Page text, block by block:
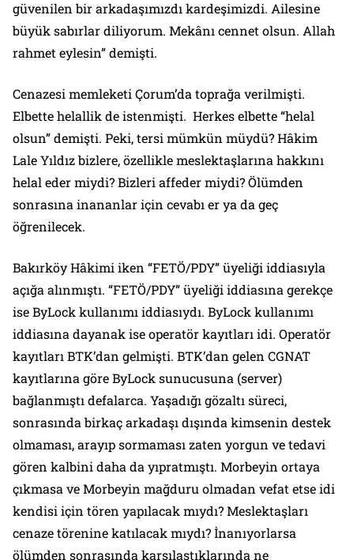
güvenilen bir arkadaşımızdı kardeşimizdi. Ailesine
büyük sabırlar diliyorum. Mekânı cennet olsun. Allah
rahmet eylesin” demişti.
Cenazesi memleketi Çorum’da toprağa verilmişti.
Elbette helallik de istenmişti. Herkes elbette “helal
olsun” demişti. Peki, tersi mümkün müydü? Hâkim
Lale Yıldız bizlere, özellikle meslektaşlarına hakkını
helal eder miydi? Bizleri affeder miydi? Ölümden
sonrasına inananlar için cevabı er ya da geç
öğrenilecek.
Bakırköy Hâkimi iken “FETÖ/PDY” üyeliği iddiasıyla
açığa alınmıştı. “FETÖ/PDY” üyeliği iddiasına gerekçe
ise ByLock kullanımı iddiasıydı. ByLock kullanımı
iddiasına dayanak ise operatör kayıtları idi. Operatör
kayıtları BTK’dan gelmişti. BTK’dan gelen CGNAT
kayıtlarına göre ByLock sunucusuna (server)
bağlanmıştı defalarca. Yaşadığı gözaltı süreci,
sonrasında birkaç arkadaşı dışında kimsenin destek
olmaması, arayıp sormaması zaten yorgun ve tedavi
gören kalbini daha da yıpratmıştı. Morbeyin ortaya
çıkmasa ve Morbeyin mağduru olmadan vefat etse idi
kendisi için tören yapılacak mıydı? Meslektaşları
cenaze törenine katılacak mıydı? İnanıyorlarsa
ölümden sonrasında karşılaştıklarında ne